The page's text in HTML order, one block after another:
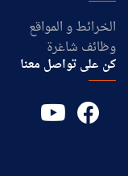
الخرائط و المواقع
وظائف شاغرة
كن على تواصل معنا